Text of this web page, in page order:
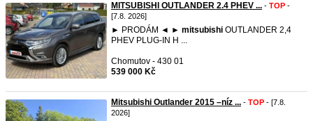
MITSUBISHI OUTLANDER 2.4 PHEV ... - TOP -
[7.8. 2026]
► PRODÁM ◄ ► mitsubishi OUTLANDER 2,4
PHEV PLUG-IN H ...
Chomutov - 430 01
539 000 Kč
Mitsubishi Outlander 2015 –níz ... - TOP - [7.8.
2026]